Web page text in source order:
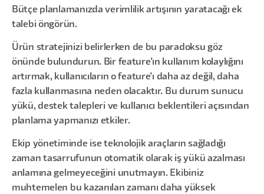
Bütçe planlamanızda verimlilik artışının yaratacağı ek
talebi öngörün.
Ürün stratejinizi belirlerken de bu paradoksu göz
önünde bulundurun. Bir feature'ın kullanım kolaylığını
artırmak, kullanıcıların o feature'ı daha az değil, daha
fazla kullanmasına neden olacaktır. Bu durum sunucu
yükü, destek talepleri ve kullanıcı beklentileri açısından
planlama yapmanızı etkiler.
Ekip yönetiminde ise teknolojik araçların sağladığı
zaman tasarrufunun otomatik olarak iş yükü azalması
anlamına gelmeyeceğini unutmayın. Ekibiniz
muhtemelen bu kazanılan zamanı daha yüksek